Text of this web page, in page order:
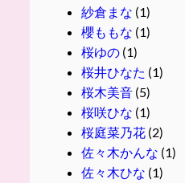
紗倉まな (1)
櫻ももな (1)
桜ゆの(1)
桜井ひなた (1)
桜木美音(5)
桜咲ひな (1)
桜庭菜乃花(2)
佐々木かんな (1)
佐々木ひな (1)